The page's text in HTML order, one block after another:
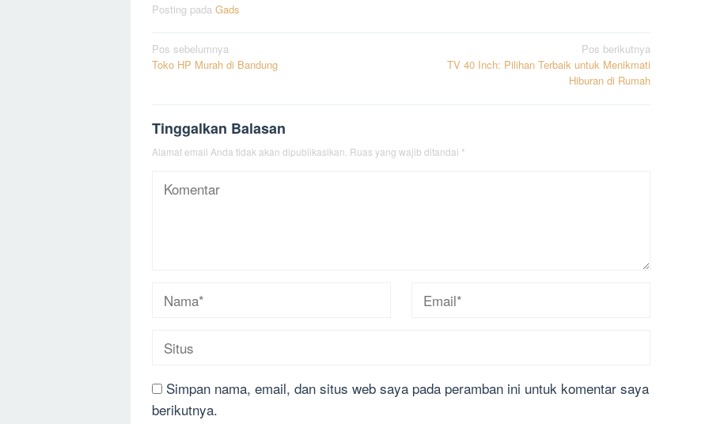
Posting pada Gads
Navigasi
pos
Pos sebelumnya
Toko HP Murah di Bandung
Pos berikutnya
TV 40 Inch: Pilihan Terbaik untuk Menikmati
Hiburan di Rumah
Tinggalkan Balasan
Alamat email Anda tidak akan dipublikasikan. Ruas yang wajib ditandai *
Simpan nama, email, dan situs web saya pada peramban ini untuk komentar saya
berikutnya.